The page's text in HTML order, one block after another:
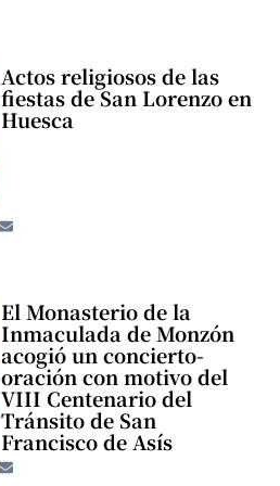
Actos religiosos de las
fiestas de San Lorenzo en
Huesca
El Monasterio de la
Inmaculada de Monzón
acogió un concierto-
oración con motivo del
VIII Centenario del
Tránsito de San
Francisco de Asís